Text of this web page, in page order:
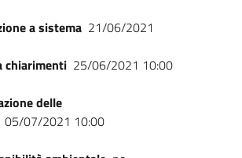
a sistema 21/06/2021
chiarimenti 25/06/2021 10:00
delle
05/07/2021 10:00